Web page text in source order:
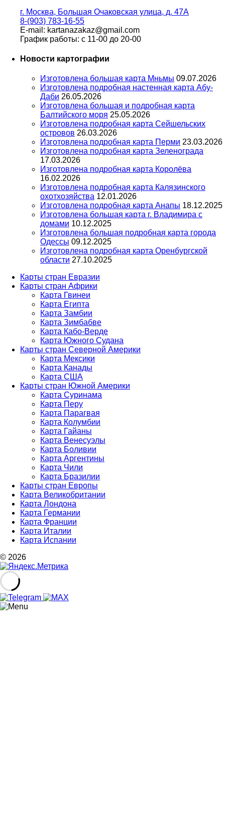
г. Москва, Большая Очаковская улица, д. 47А
8-(903) 783-16-55
E-mail: kartanazakaz@gmail.com
График работы: с 11-00 до 20-00
Новости картографии
Изготовлена большая карта Мньмы 09.07.2026
Изготовлена подробная настенная карта Абу-
Даби 26.05.2026
Изготовлена большая и подробная карта
Балтийского моря 25.05.2026
Изготовлена подробная карта Сейшельских
островов 26.03.2026
Изготовлена подробная карта Перми 23.03.2026
Изготовлена подробная карта Зеленограда
17.03.2026
Изготовлена подробная карта Королёва
16.02.2026
Изготовлена подробная карта Калязинского
охотхозяйства 12.01.2026
Изготовлена подробная карта Анапы 18.12.2025
Изготовлена большая карта г. Владимира с
домами 10.12.2025
Изготовлена большая подробная карта города
Одессы 09.12.2025
Изготовлена подробная карта Оренбургской
области 27.10.2025
Карты стран Евразии
Карты стран Африки
Карта Гвинеи
Карта Египта
Карта Замбии
Карта Зимбабве
Карта Кабо-Верде
Карта Южного Судана
Карты стран Северной Америки
Карта Мексики
Карта Канады
Карта США
Карты стран Южной Америки
Карта Суринама
Карта Перу
Карта Парагвая
Карта Колумбии
Карта Гайаны
Карта Венесуэлы
Карта Боливии
Карта Аргентины
Карта Чили
Карта Бразилии
Карты стран Европы
Карта Великобритании
Карта Лондона
Карта Германии
Карта Франции
Карта Италии
Карта Испании
© 2026